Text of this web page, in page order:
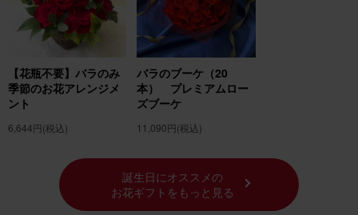
【花瓶不要】バラのみ
季節のお花アレンジメ
ント
6,644円(税込)
バラのブーケ（20
本） プレミアムロー
ズブーケ
11,090円(税込)
誕生日にオススメの
お花ギフトをもっと見る